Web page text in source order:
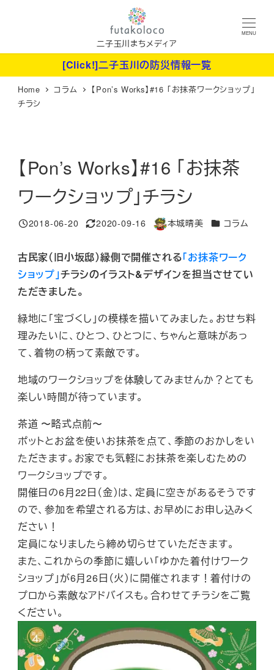
ン
二子玉川まちメディア
MENU
[Click!]二子玉川の防災情報一覧
Home コラム
【Pon’s Works】#16 「お抹茶ワークショップ」
チラシ
【Pon’s Works】#16 「お抹茶
ワークショップ」チラシ
投稿日
2018-06-20
更新日
2020-09-16
著
本城晴美 カテゴリー
コラム
古民家（旧小坂邸）縁側で開催される「お抹茶ワーク
ショップ」チラシのイラスト&デザインを担当させてい
ただきました。
緑地に「宝づくし」の模様を描いてみました。おせち料
理みたいに、ひとつ、ひとつに、ちゃんと意味があっ
て、着物の柄って素敵です。
地域のワークショップを体験してみませんか？とても
楽しい時間が待っています。
茶道 〜略式点前〜
ポットとお盆を使いお抹茶を点て、季節のおかしをい
ただきます。お家でも気軽にお抹茶を楽しむための
ワークショップです。
開催日の6月22日（金）は、定員に空きがあるそうです
ので、参加を希望される方は、お早めにお申し込みく
ださい！
定員になりましたら締め切らせていただきます。
また、これからの季節に嬉しい「ゆかた着付けワーク
ショップ」が6月26日（火）に開催されます！着付けの
プロから素敵なアドバイスも。合わせてチラシをご覧
ください。